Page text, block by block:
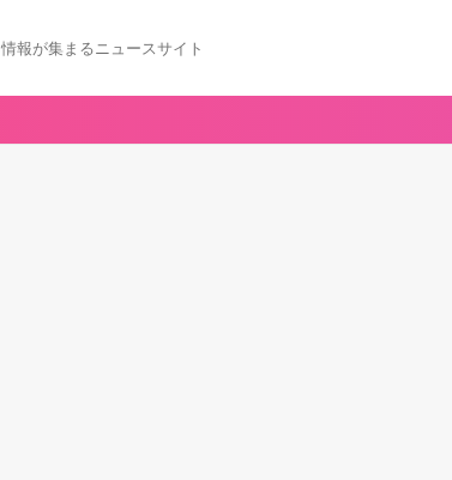
報が集まるニュースサイト